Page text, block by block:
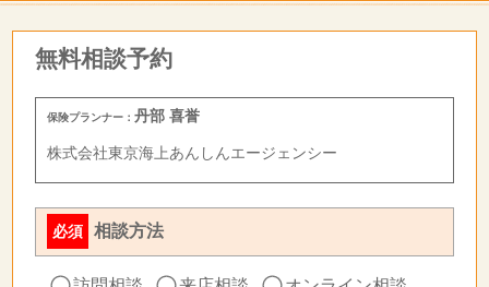
無料相談予約
保険プランナー：丹部 喜誉
株式会社東京海上あんしんエージェンシー
必須 相談方法